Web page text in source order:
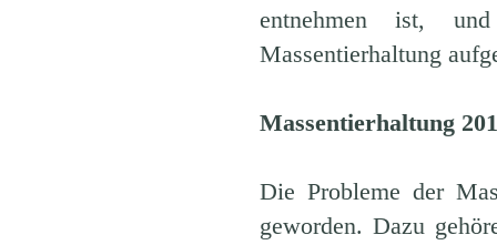
entnehmen ist,
Massentierhaltung
Massentierhaltung
Die Probleme der
geworden. Dazu